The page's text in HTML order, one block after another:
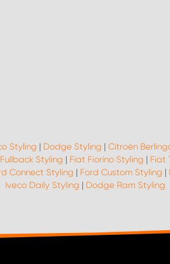
Styling | Dodge Styling | Citroën
Styling | Fiat Fiorino Styling | Fiat
Connect Styling | Ford Custom Styling |
Iveco Daily Styling | Dodge Ram Styling